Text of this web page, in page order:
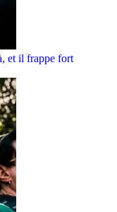
et il frappe fort